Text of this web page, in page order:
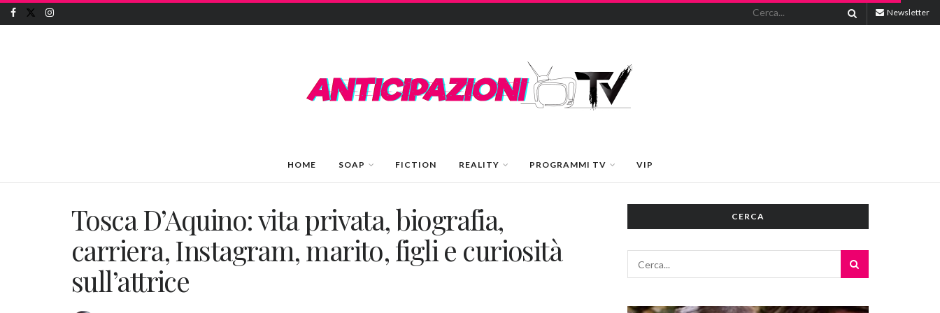
Newsletter
HOME SOAP FICTION REALITY PROGRAMMI TV VIP
Tosca D’Aquino: vita privata, biografia,
carriera, Instagram, marito, figli e curiosità
sull’attrice
CERCA